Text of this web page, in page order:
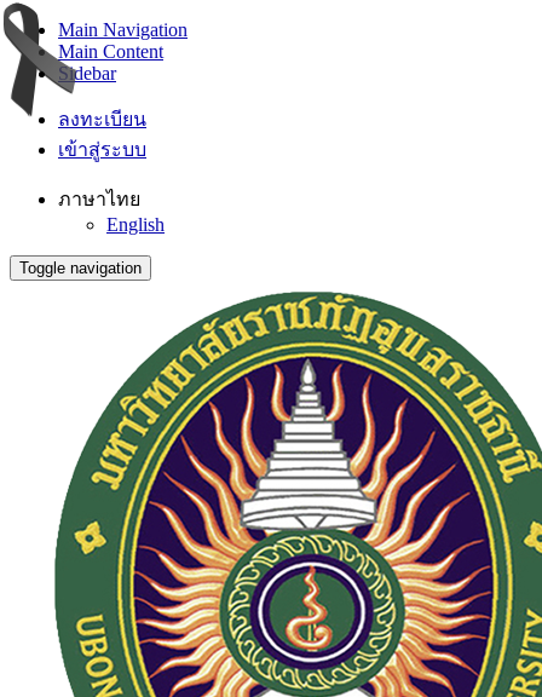
Main Navigation
Main Content
Sidebar
ลงทะเบียน
เข้าสู่ระบบ
ภาษาไทย
English
Toggle navigation